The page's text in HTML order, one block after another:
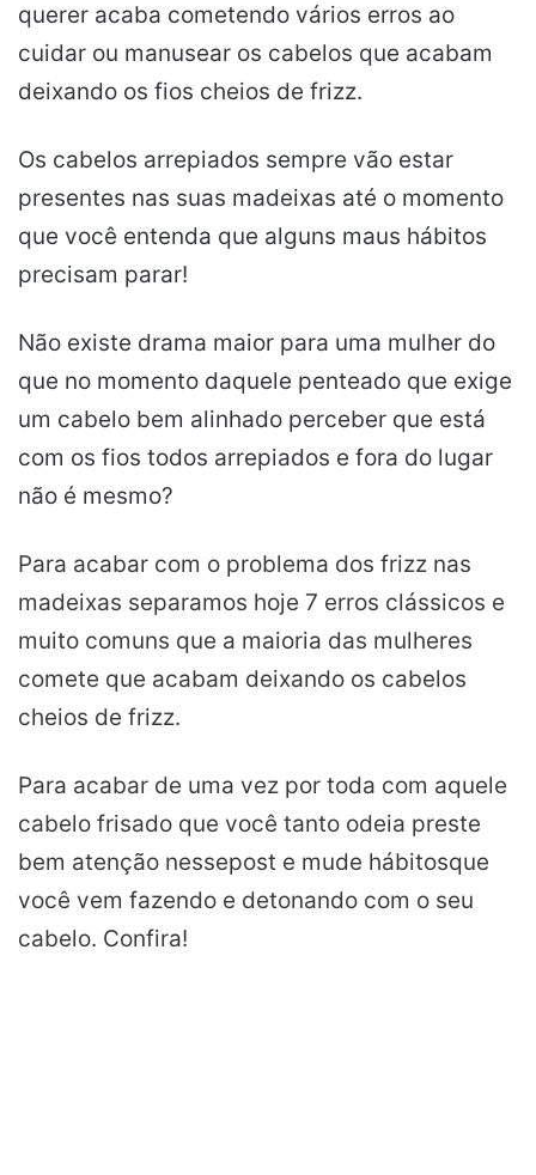
querer acaba cometendo vários erros ao
cuidar ou manusear os cabelos que acabam
deixando os fios cheios de frizz.
Os cabelos arrepiados sempre vão estar
presentes nas suas madeixas até o momento
que você entenda que alguns maus hábitos
precisam parar!
Não existe drama maior para uma mulher do
que no momento daquele penteado que exige
um cabelo bem alinhado perceber que está
com os fios todos arrepiados e fora do lugar
não é mesmo?
Para acabar com o problema dos frizz nas
madeixas separamos hoje 7 erros clássicos e
muito comuns que a maioria das mulheres
comete que acabam deixando os cabelos
cheios de frizz.
Para acabar de uma vez por toda com aquele
cabelo frisado que você tanto odeia preste
bem atenção nessepost e mude hábitosque
você vem fazendo e detonando com o seu
cabelo. Confira!